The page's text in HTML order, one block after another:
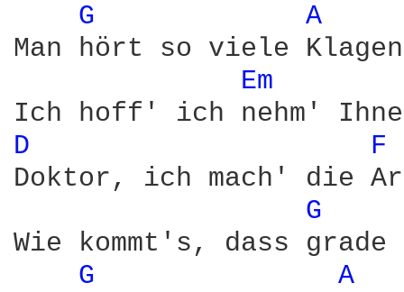
G
A
Man hört so viele
Em
D
F
Doktor, ich mach' die
G
Wie kommt's, dass
G
A